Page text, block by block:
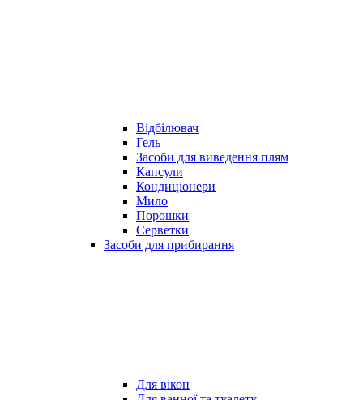
Відбілювач
Гель
Засоби для виведення плям
Капсули
Кондиціонери
Мило
Порошки
Серветки
Засоби для прибирання
Для вікон